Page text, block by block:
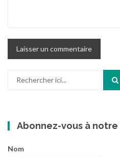
Abonnez-vous à
Nom